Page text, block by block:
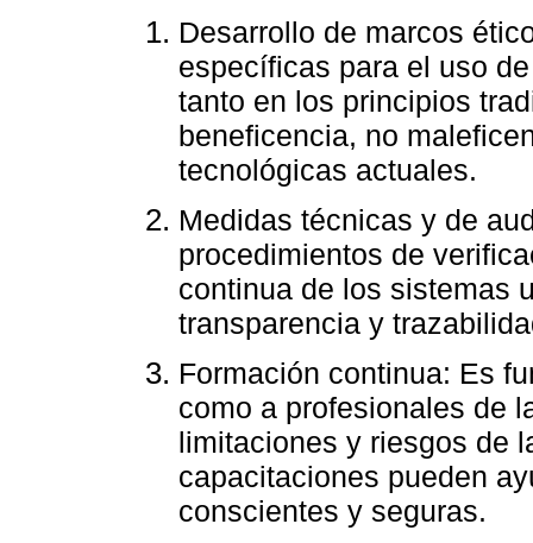
Desarrollo de marcos
específicas para el uso
tanto en los principios
beneficencia, no
tecnológicas actuales.
Medidas técnicas y de
procedimientos de
continua de los sistemas
transparencia y
Formación continua: Es
como a profesionales de
limitaciones y riesgos de
capacitaciones pueden
conscientes y seguras.